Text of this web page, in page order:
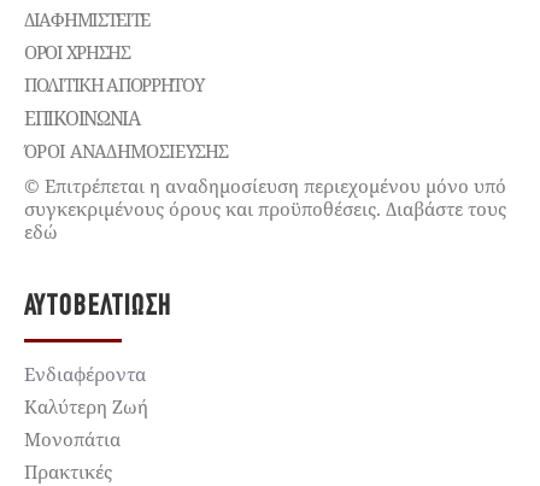
ΔΙΑΦΗΜΙΣΤΕΊΤΕ
ΌΡΟΙ ΧΡΉΣΗΣ
ΠΟΛΙΤΙΚΉ ΑΠΟΡΡΉΤΟΥ
ΕΠΙΚΟΙΝΩΝΊΑ
ΌΡΟΙ ΑΝΑΔΗΜΟΣΙΕΥΣΗΣ
© Επιτρέπεται η αναδημοσίευση περιεχομένου μόνο υπό
συγκεκριμένους όρους και προϋποθέσεις. Διαβάστε τους
εδώ
ΑΥΤΟΒΕΛΤΊΩΣΗ
Ενδιαφέροντα
Καλύτερη Ζωή
Μονοπάτια
Πρακτικές